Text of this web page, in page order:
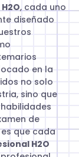
, cada uno
diseñado
en la
no solo
sino que
de
que cada
H2O